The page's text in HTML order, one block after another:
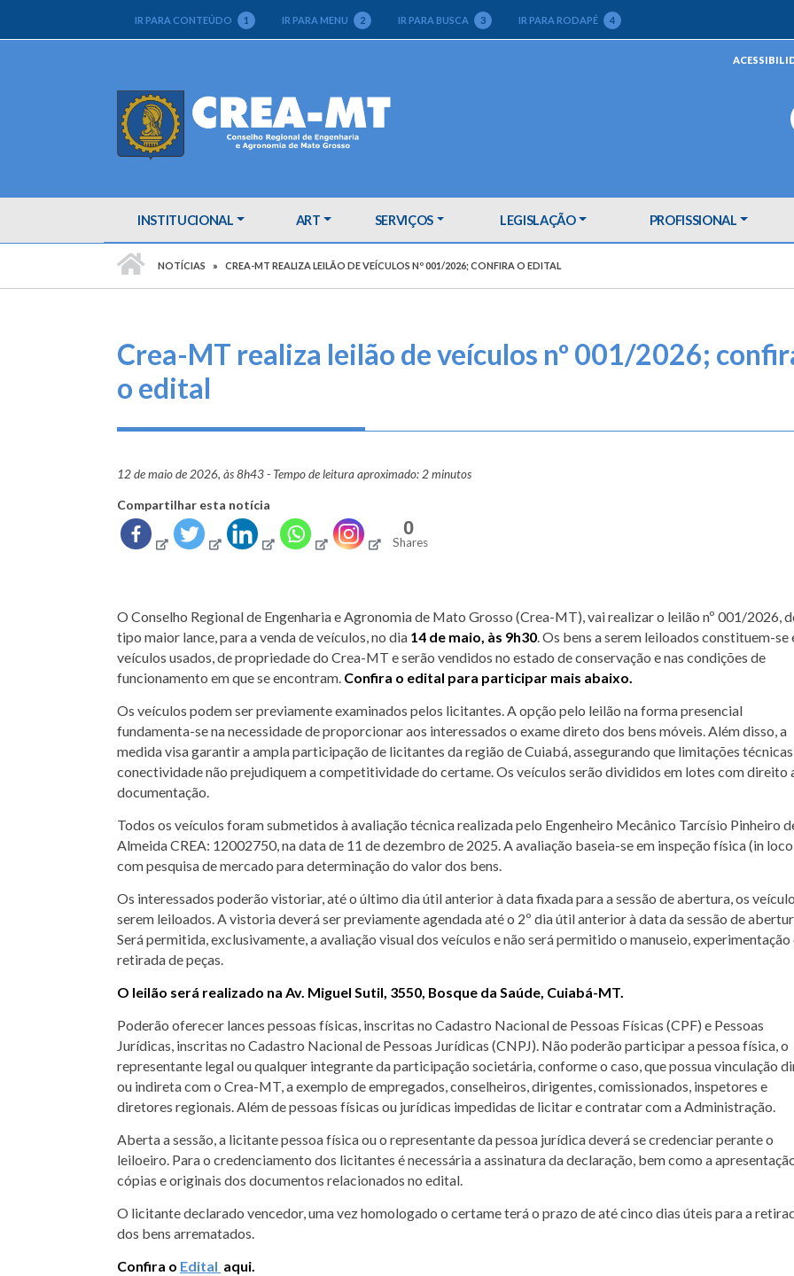
IR PARA CONTEÚDO 1 IR PARA MENU 2 IR PARA BUSCA 3 IR PARA RODAPÉ 4
INSTITUCIONAL ART SERVIÇOS LEGISLAÇÃO PROFISSIONAL
PÁGINA INICIAL
NOTÍCIAS CREA-MT REALIZA LEILÃO DE VEÍCULOS Nº 001/2026; CONFIRA O EDITAL
Crea-MT realiza leilão de veículos nº 001/2026;
o edital
12 de maio de 2026, às 8h43 - Tempo de leitura aproximado: 2 minutos
Compartilhar esta notícia
0
Shares
O Conselho Regional de Engenharia e Agronomia de Mato Grosso (Crea-MT), vai realizar o leilão nº 001/2026,
tipo maior lance, para a venda de veículos, no dia 14 de maio, às 9h30. Os bens a serem leiloados constituem-se
veículos usados, de propriedade do Crea-MT e serão vendidos no estado de conservação e nas condições de
funcionamento em que se encontram. Confira o edital para participar mais abaixo.
Os veículos podem ser previamente examinados pelos licitantes. A opção pelo leilão na forma presencial
fundamenta-se na necessidade de proporcionar aos interessados o exame direto dos bens móveis. Além disso, a
medida visa garantir a ampla participação de licitantes da região de Cuiabá, assegurando que limitações
conectividade não prejudiquem a competitividade do certame. Os veículos serão divididos em lotes com direito
documentação.
Todos os veículos foram submetidos à avaliação técnica realizada pelo Engenheiro Mecânico Tarcísio Pinheiro
Almeida CREA: 12002750, na data de 11 de dezembro de 2025. A avaliação baseia-se em inspeção física (in
com pesquisa de mercado para determinação do valor dos bens.
Os interessados poderão vistoriar, até o último dia útil anterior à data fixada para a sessão de abertura, os
serem leiloados. A vistoria deverá ser previamente agendada até o 2º dia útil anterior à data da sessão de
Será permitida, exclusivamente, a avaliação visual dos veículos e não será permitido o manuseio, experimentação
retirada de peças.
O leilão será realizado na Av. Miguel Sutil, 3550, Bosque da Saúde, Cuiabá-MT.
Poderão oferecer lances pessoas físicas, inscritas no Cadastro Nacional de Pessoas Físicas (CPF) e Pessoas
Jurídicas, inscritas no Cadastro Nacional de Pessoas Jurídicas (CNPJ). Não poderão participar a pessoa física, o
representante legal ou qualquer integrante da participação societária, conforme o caso, que possua vinculação
ou indireta com o Crea-MT, a exemplo de empregados, conselheiros, dirigentes, comissionados, inspetores e
diretores regionais. Além de pessoas físicas ou jurídicas impedidas de licitar e contratar com a Administração.
Aberta a sessão, a licitante pessoa física ou o representante da pessoa jurídica deverá se credenciar perante o
leiloeiro. Para o credenciamento dos licitantes é necessária a assinatura da declaração, bem como a
cópias e originais dos documentos relacionados no edital.
O licitante declarado vencedor, uma vez homologado o certame terá o prazo de até cinco dias úteis para a
dos bens arrematados.
Confira o Edital aqui.